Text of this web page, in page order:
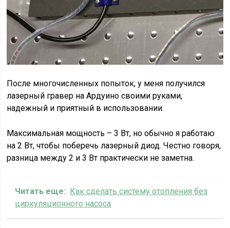
После многочисленных попыток, у меня получился
лазерный гравер на Ардуино своими руками,
надежный и приятный в использовании.
Максимальная мощность – 3 Вт, но обычно я работаю
на 2 Вт, чтобы поберечь лазерный диод. Честно говоря,
разница между 2 и 3 Вт практически не заметна.
Читать еще: Как сделать систему отопления без
циркуляционного насоса